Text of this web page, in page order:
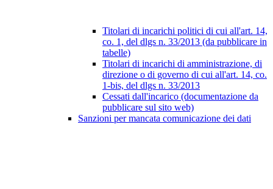
Titolari di incarichi politici di cui all'art. 14,
co. 1, del dlgs n. 33/2013 (da pubblicare in
tabelle)
Titolari di incarichi di amministrazione, di
direzione o di governo di cui all'art. 14, co.
1-bis, del dlgs n. 33/2013
Cessati dall'incarico (documentazione da
pubblicare sul sito web)
Sanzioni per mancata comunicazione dei dati